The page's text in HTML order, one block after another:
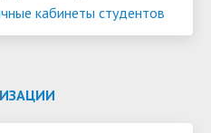
кабинеты студентов